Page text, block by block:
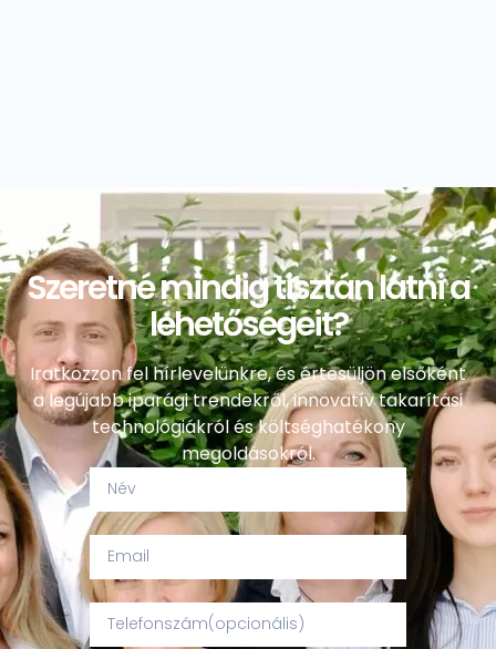
Szeretné mindig tisztán látni a
lehetőségeit?
Iratkozzon fel hírlevelünkre, és értesüljön elsőként
a legújabb iparági trendekről, innovatív takarítási
technológiákról és költséghatékony
megoldásokról.